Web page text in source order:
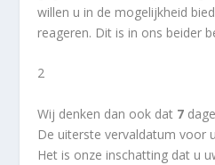
willen u in de mogelijkheid
reageren. Dit is in ons beider
2
Wij denken dan ook dat 7
De uiterste vervaldatum voor
Het is onze inschatting dat u